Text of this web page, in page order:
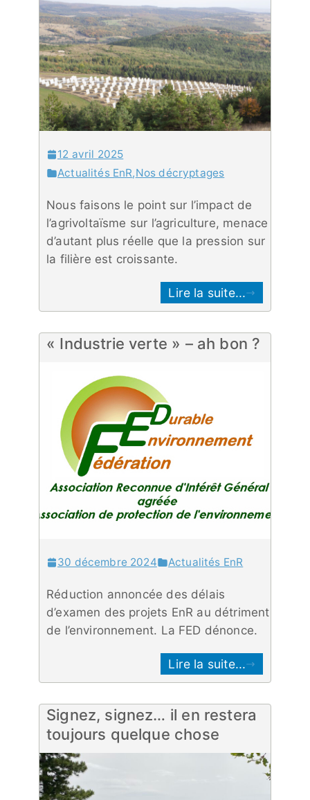
12 avril 2025
Actualités EnR,Nos décryptages
Nous faisons le point sur l’impact de
l’agrivoltaïsme sur l’agriculture, menace
d’autant plus réelle que la pression sur
la filière est croissante.
Lire la suite...
« Industrie verte » – ah bon ?
30 décembre 2024 Actualités EnR
Réduction annoncée des délais
d’examen des projets EnR au détriment
de l’environnement. La FED dénonce.
Lire la suite...
Signez, signez… il en restera
toujours quelque chose